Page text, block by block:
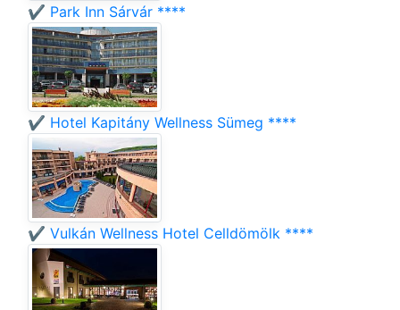
✔️ Park Inn Sárvár ****
✔️ Hotel Kapitány Wellness Sümeg ****
✔️ Vulkán Wellness Hotel Celldömölk ****